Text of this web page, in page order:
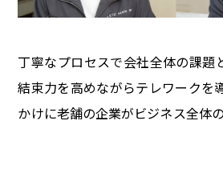
丁寧なプロセスで会社全体の課題
結束力を高めながらテレワークを
かけに老舗の企業がビジネス全体